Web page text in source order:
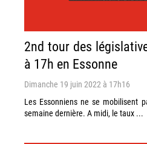
2nd tour des
à 17h en Essonne
Dimanche 19 juin 2022 à 17h16
Les Essonniens ne se mobilisent
semaine dernière. A midi, le taux ...